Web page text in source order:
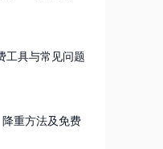
工具与常见问题
重方法及免费